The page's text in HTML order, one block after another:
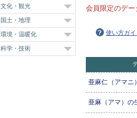
会員限定のデ
使い方ガイ
亜麻仁（アマニ
亜麻（アマ）の
文化・観光
国土・地理
環境・温暖化
科学・技術